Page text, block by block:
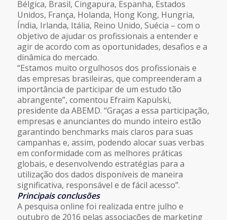
Bélgica, Brasil, Cingapura, Espanha, Estados
Unidos, França, Holanda, Hong Kong, Hungria,
Índia, Irlanda, Itália, Reino Unido, Suécia – com o
objetivo de ajudar os profissionais a entender e
agir de acordo com as oportunidades, desafios e a
dinâmica do mercado.
“Estamos muito orgulhosos dos profissionais e
das empresas brasileiras, que compreenderam a
importância de participar de um estudo tão
abrangente”, comentou Efraim Kapulski,
presidente da ABEMD. “Graças a essa participação,
empresas e anunciantes do mundo inteiro estão
garantindo benchmarks mais claros para suas
campanhas e, assim, podendo alocar suas verbas
em conformidade com as melhores práticas
globais, e desenvolvendo estratégias para a
utilização dos dados disponíveis de maneira
significativa, responsável e de fácil acesso”.
Principais conclusões
A pesquisa online foi realizada entre julho e
outubro de 2016 pelas associações de marketing